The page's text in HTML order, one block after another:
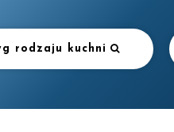
rodzaju kuchni